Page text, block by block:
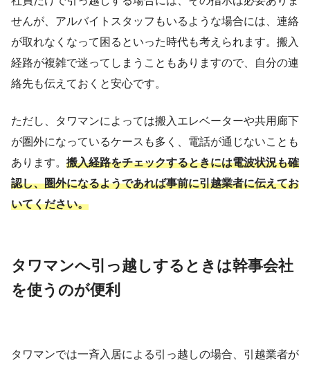
せんが、アルバイトスタッフもいるような場合には、連絡
が取れなくなって困るといった時代も考えられます。搬入
経路が複雑で迷ってしまうこともありますので、自分の連
絡先も伝えておくと安心です。
ただし、タワマンによっては搬入エレベーターや共用廊下
が圏外になっているケースも多く、電話が通じないことも
あります。 搬入経路をチェックするときには電波状況も確
認し、圏外になるようであれば事前に引越業者に伝えてお
いてください。
タワマンへ引っ越しするときは幹事会社
を使うのが便利
タワマンでは一斉入居による引っ越しの場合、引越業者が